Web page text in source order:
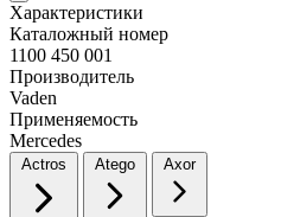
Характеристики
Каталожный номер
1100 450 001
Производитель
Vaden
Применяемость
Mercedes
Axor